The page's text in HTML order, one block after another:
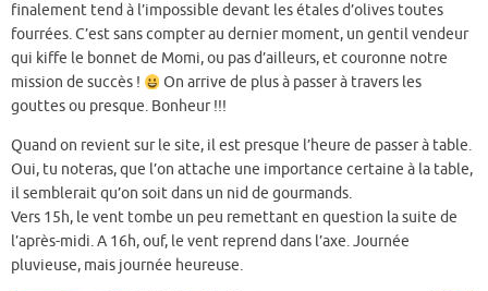
finalement tend à l’impossible devant les étales d’olives toutes
fourrées. C’est sans compter au dernier moment, un gentil vendeur
qui kiffe le bonnet de Momi, ou pas d’ailleurs, et couronne notre
mission de succès !
On arrive de plus à passer à travers les
gouttes ou presque. Bonheur !!!
Quand on revient sur le site, il est presque l’heure de passer à table.
Oui, tu noteras, que l’on attache une importance certaine à la table,
il semblerait qu’on soit dans un nid de gourmands.
Vers 15h, le vent tombe un peu remettant en question la suite de
l’après-midi. A 16h, ouf, le vent reprend dans l’axe. Journée
pluvieuse, mais journée heureuse.